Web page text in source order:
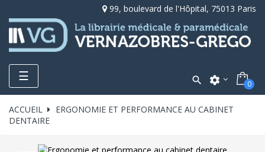
99, boulevard de l'Hôpital, 75013 Paris
Toggle
navigation
☰  settings 0
ACCUEIL
ERGONOMIE ET PERFORMANCE AU CABINET
DENTAIRE